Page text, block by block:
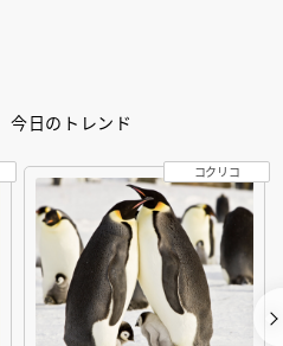
今日のトレンド
コクリコ